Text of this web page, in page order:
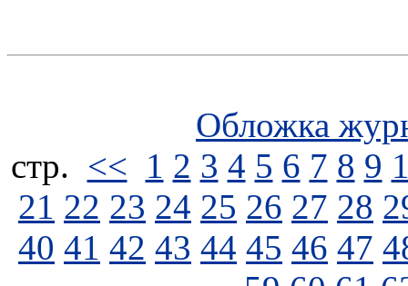
Обложка
стp. << 1 2 3 4 5 6 7 8 9
21 22 23 24 25 26 27 28
40 41 42 43 44 45 46 47